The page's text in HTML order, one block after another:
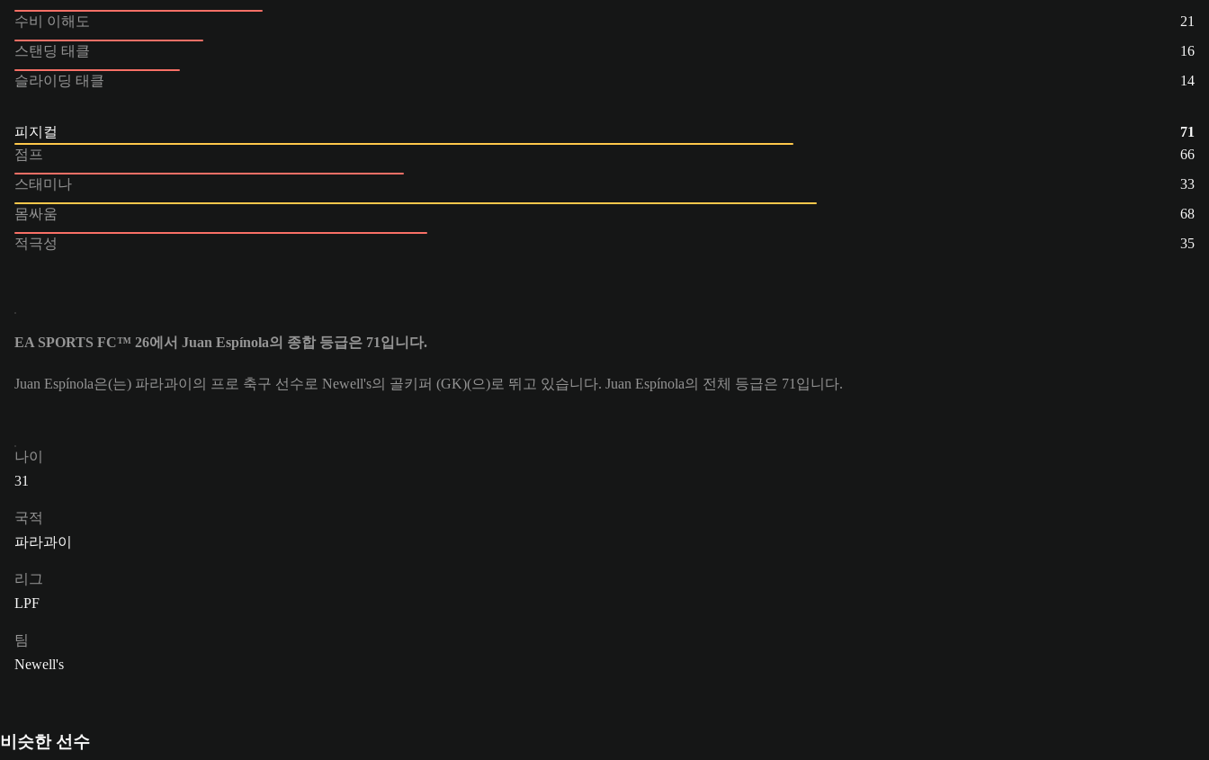
수비 이해도
21
스탠딩 태클
16
슬라이딩 태클
14
피지컬
71
점프
66
스태미나
33
몸싸움
68
적극성
35
EA SPORTS FC™ 26에서 Juan Espínola의 종합 등급은 71입니다.
Juan Espínola은(는) 파라과이의 프로 축구 선수로 Newell's의 골키퍼 (GK)(으)로 뛰고 있습니다. Juan Espínola의 전체 등급은 71입니다.
나이
31
국적
파라과이
리그
LPF
팀
Newell's
비슷한 선수